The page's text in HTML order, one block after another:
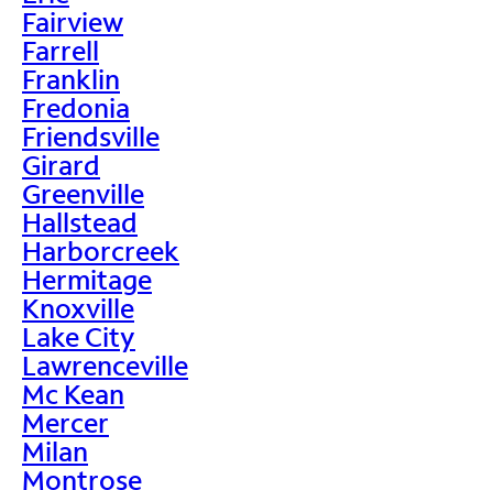
Fairview
Farrell
Franklin
Fredonia
Friendsville
Girard
Greenville
Hallstead
Harborcreek
Hermitage
Knoxville
Lake City
Lawrenceville
Mc Kean
Mercer
Milan
Montrose